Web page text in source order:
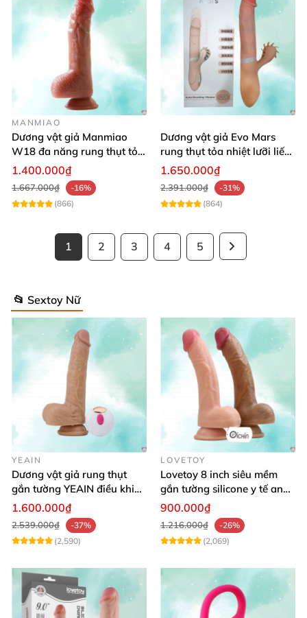
MANMIAO
Dương vật giả Manmiao
W18 đa năng rung thụt tỏa
nhiệt remote hiện đại
1.400.000₫
1.667.000₫
-16%
(866)
Dương vật giả Evo Mars
rung thụt tỏa nhiệt lưỡi liếm
massage
1.650.000₫
2.391.000₫
-31%
(864)
1 2 3 4 5
📂 Sextoy Nữ
YEAIN
Dương vật giả rung thụt
gắn tường YEAIN điều khiển
từ xa
1.600.000₫
2.539.000₫
-37%
(2,590)
LOVETOY
Lovetoy 8 inch siêu mềm
gắn tường silicone y tế an
toàn
900.000₫
1.216.000₫
-26%
(2,069)